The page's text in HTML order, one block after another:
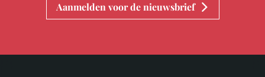
Aanmelden voor de nieuwsbrief